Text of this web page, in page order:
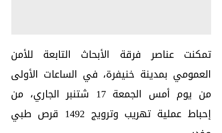
تمكنت عناصر فرقة الأبحاث التابعة للأمن
العمومي بمدينة خنيفرة، في الساعات الأولى
من يوم أمس الجمعة 17 شتنبر الجاري، من
إحباط عملية تهريب وترويج 1492 قرص طبي